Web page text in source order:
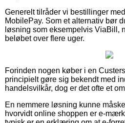
Generelt tilråder vi bestillinger
MobilePay. Som et alternativ bør
løsning som eksempelvis ViaBill,
beløbet over flere uger.
Forinden nogen køber i en
principielt gøre sig bekendt med
handelsvilkår, dog er det ofte et
En nemmere løsning kunne
hvorvidt online shoppen er e-